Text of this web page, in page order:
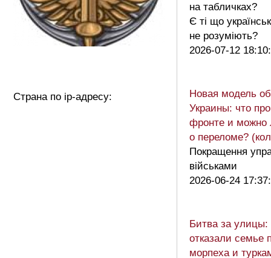
Страна по ip-адресу:
на табличках?
Є ті що
не розуміють?
2026-07-12
Новая модель
Украины: что
фронте и можно
о переломе?
Покращення
військами
2026-06-24
Битва за
отказали семье
морпеха и